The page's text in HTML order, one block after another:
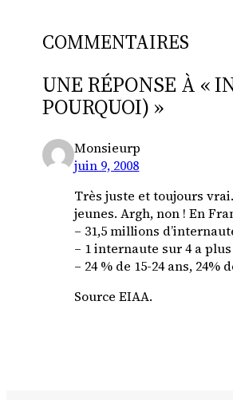
COMMENTAIRES
UNE RÉPONSE À «
POURQUOI) »
Monsieurp
juin 9, 2008
Très juste et toujours
jeunes. Argh, non ! En
– 31,5 millions
– 1 internaute sur 4 a
– 24 % de 15-24 ans, 24%
Source EIAA.